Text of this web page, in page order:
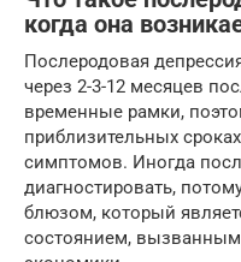
когда она
Послеродовая
через 2-3-12 месяцев
временные рамки,
приблизительных
симптомов. Иногда
диагностировать,
блюзом, который
состоянием,